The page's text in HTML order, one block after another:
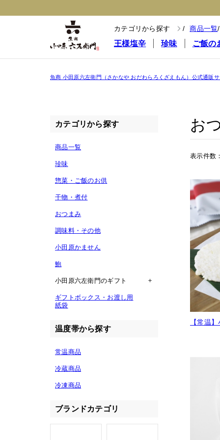
カテゴリから探す 商品一覧
王様塩辛 珍味 ご飯の
魚商 小田原六左衛門（さかなや おだわらろくざえもん）公式通販
カテゴリから探す
商品一覧
珍味
惣菜・ご飯のお供
干物・煮付
おつまみ
調味料・その他
小田原かません
鮑
小田原六左衛門のギフト
ギフトボックス・お渡し用
紙袋
温度帯から探す
常温商品
冷蔵商品
冷凍商品
ブランドカテゴリ
お
表示件数
【常温